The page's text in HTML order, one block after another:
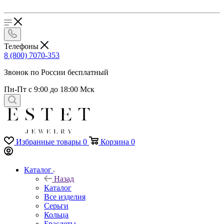
Телефоны
8 (800) 7070-353
Звонок по России бесплатный
Пн-Пт с 9:00 до 18:00 Мск
Избранные товары 0 Корзина 0
Каталог
Назад
Каталог
Все изделия
Серьги
Кольца